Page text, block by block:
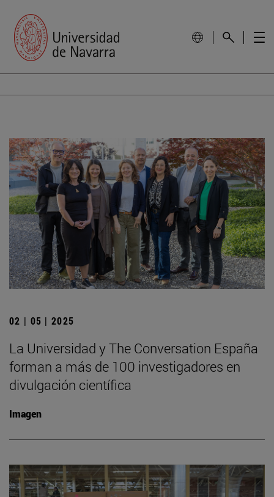
02 | 05 | 2025
La Universidad y The Conversation España
forman a más de 100 investigadores en
divulgación científica
Imagen